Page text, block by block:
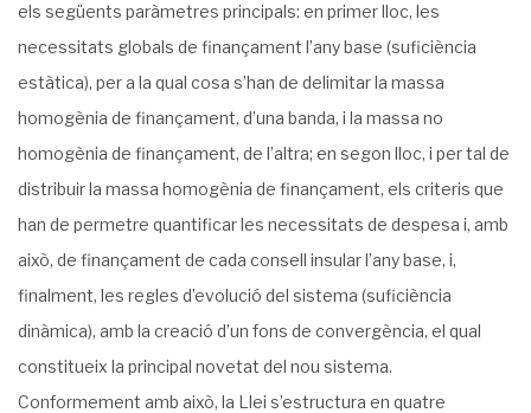
els següents paràmetres principals: en primer lloc, les
necessitats globals de finançament l’any base (suficiència
estàtica), per a la qual cosa s’han de delimitar la massa
homogènia de finançament, d’una banda, i la massa no
homogènia de finançament, de l’altra; en segon lloc, i per tal de
distribuir la massa homogènia de finançament, els criteris que
han de permetre quantificar les necessitats de despesa i, amb
això, de finançament de cada consell insular l’any base, i,
finalment, les regles d’evolució del sistema (suficiència
dinàmica), amb la creació d’un fons de convergència, el qual
constitueix la principal novetat del nou sistema.
Conformement amb això, la Llei s’estructura en quatre